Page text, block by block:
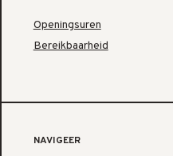
Openingsuren
Bereikbaarheid
NAVIGEER